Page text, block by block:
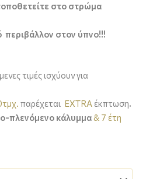
στο στρώμα
περιβάλλον στον ύπνο!!!
τιμές ισχύουν για
παρέχεται EXTRA έκπτωση.
πλενόμενο κάλυμμα& 7 έτη